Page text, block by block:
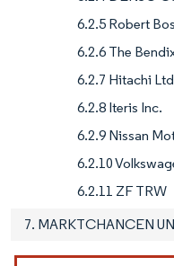
6.2.5 Robert
6.2.6 The
6.2.7 Hitachi Ltd
6.2.8 Iteris Inc.
6.2.9 Nissan
6.2.10
6.2.11 ZF TRW
7. MARKTCHANCEN